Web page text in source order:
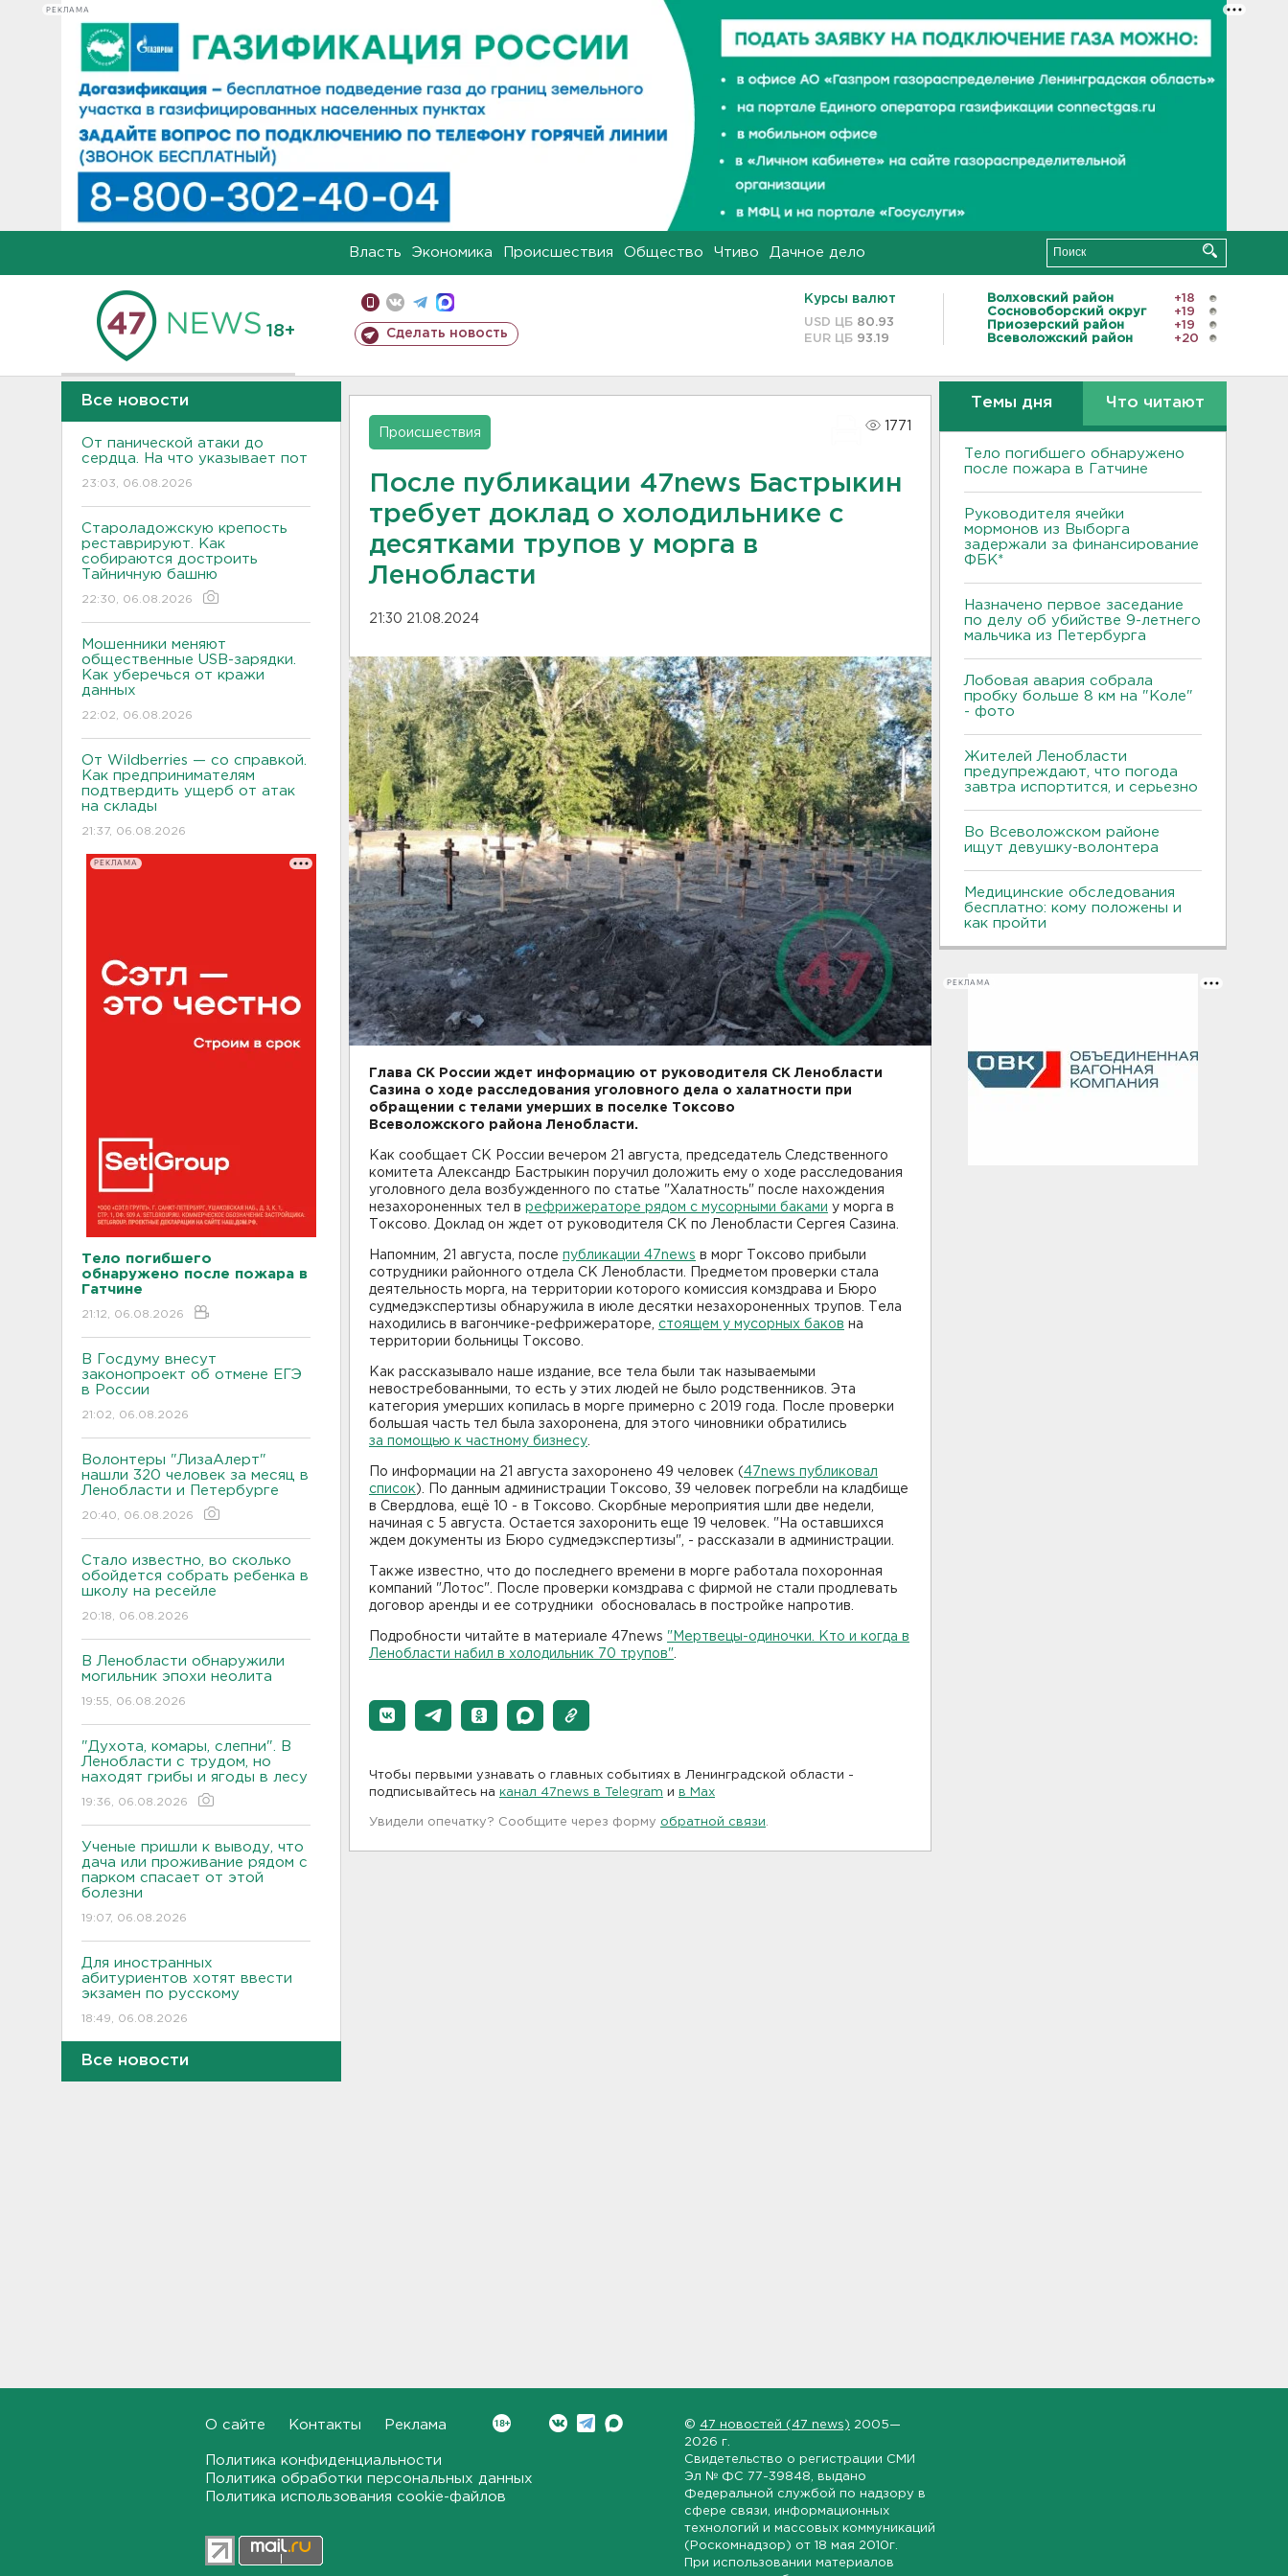
РЕКЛАМА
Власть Экономика Происшествия Общество Чтиво Дачное дело
18+ Сделать новость
Курсы валют
USD ЦБ 80.93
EUR ЦБ 93.19
Волховский район
+18
Сосновоборский округ
+19
Приозерский район
+19
Всеволожский район
+20
Все новости
От панической атаки до
сердца. На что указывает пот
23:03, 06.08.2026
Староладожскую крепость
реставрируют. Как
собираются достроить
Тайничную башню
22:30, 06.08.2026
Мошенники меняют
общественные USB-зарядки.
Как уберечься от кражи
данных
22:02, 06.08.2026
От Wildberries — со справкой.
Как предпринимателям
подтвердить ущерб от атак
на склады
21:37, 06.08.2026
РЕКЛАМА
Тело погибшего
обнаружено после пожара в
Гатчине
21:12, 06.08.2026
В Госдуму внесут
законопроект об отмене ЕГЭ
в России
21:02, 06.08.2026
Волонтеры "ЛизаАлерт"
нашли 320 человек за месяц в
Ленобласти и Петербурге
20:40, 06.08.2026
Стало известно, во сколько
обойдется собрать ребенка в
школу на ресейле
20:18, 06.08.2026
В Ленобласти обнаружили
могильник эпохи неолита
19:55, 06.08.2026
"Духота, комары, слепни". В
Ленобласти с трудом, но
находят грибы и ягоды в лесу
19:36, 06.08.2026
Ученые пришли к выводу, что
дача или проживание рядом с
парком спасает от этой
болезни
19:07, 06.08.2026
Для иностранных
абитуриентов хотят ввести
экзамен по русскому
18:49, 06.08.2026
Смертельное ДТП
В пятницу вузы публикуют
Все новости
Происшествия
1771
После публикации 47news Бастрыкин
требует доклад о холодильнике с
десятками трупов у морга в
Ленобласти
21:30 21.08.2024
Глава СК России ждет информацию от руководителя СК Ленобласти
Сазина о ходе расследования уголовного дела о халатности при
обращении с телами умерших в поселке Токсово
Всеволожского района Ленобласти.
Как сообщает СК России вечером 21 августа, председатель Следственного
комитета Александр Бастрыкин поручил доложить ему о ходе расследования
уголовного дела возбужденного по статье "Халатность" после нахождения
незахороненных тел в рефрижераторе рядом с мусорными баками у морга в
Токсово. Доклад он ждет от руководителя СК по Ленобласти Сергея Сазина.
Напомним, 21 августа, после публикации 47news в морг Токсово прибыли
сотрудники районного отдела СК Ленобласти. Предметом проверки стала
деятельность морга, на территории которого комиссия комздрава и Бюро
судмедэкспертизы обнаружила в июле десятки незахороненных трупов. Тела
находились в вагончике-рефрижераторе, стоящем у мусорных баков на
территории больницы Токсово.
Как рассказывало наше издание, все тела были так называемыми
невостребованными, то есть у этих людей не было родственников. Эта
категория умерших копилась в морге примерно с 2019 года. После проверки
большая часть тел была захоронена, для этого чиновники обратились
за помощью к частному бизнесу
По информации на 21 августа захоронено 49 человек (47news публиковал
список ). По данным администрации Токсово, 39 человек погребли на кладбище
в Свердлова, ещё 10 - в Токсово. Скорбные мероприятия шли две недели,
начиная с 5 августа. Остается захоронить еще 19 человек. "На оставшихся
ждем документы из Бюро судмедэкспертизы", - рассказали в администрации.
Также известно, что до последнего времени в морге работала похоронная
компаний "Лотос". После проверки комздрава с фирмой не стали продлевать
договор аренды и ее сотрудники обосновалась в постройке напротив.
Подробности читайте в материале 47news "Мертвецы-одиночки. Кто и когда в
Ленобласти набил в холодильник 70 трупов"
Чтобы первыми узнавать о главных событиях в Ленинградской области -
подписывайтесь на канал 47news в Telegram и в Maх
Увидели опечатку? Сообщите через форму обратной связи
Темы дня Что читают
Тело погибшего обнаружено
после пожара в Гатчине
Руководителя ячейки
мормонов из Выборга
задержали за финансирование
ФБК*
Назначено первое заседание
по делу об убийстве 9-летнего
мальчика из Петербурга
Лобовая авария собрала
пробку больше 8 км на "Коле"
- фото
Жителей Ленобласти
предупреждают, что погода
завтра испортится, и серьезно
Во Всеволожском районе
ищут девушку-волонтера
Медицинские обследования
бесплатно: кому положены и
как пройти
РЕКЛАМА
О сайте Контакты Реклама
Политика конфиденциальности
Политика обработки персональных данных
Политика использования cookie-файлов
© 47 новостей (47 news) 2005—
2026 г.
Свидетельство о регистрации СМИ
Эл № ФС 77-39848 , выдано
Федеральной службой по надзору в
сфере связи, информационных
технологий и массовых коммуникаций
(Роскомнадзор) от 18 мая 2010г.
При использовании материалов